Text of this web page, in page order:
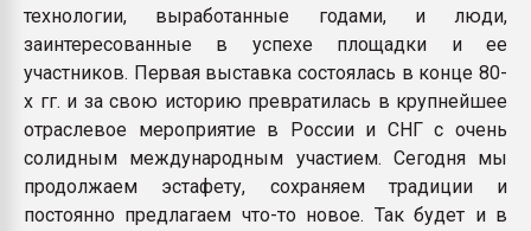
технологии, выработанные годами, и люди,
заинтересованные в успехе площадки и ее
участников. Первая выставка состоялась в конце 80-
х гг. и за свою историю превратилась в крупнейшее
отраслевое мероприятие в России и СНГ с очень
солидным международным участием. Сегодня мы
продолжаем эстафету, сохраняем традиции и
постоянно предлагаем что-то новое. Так будет и в